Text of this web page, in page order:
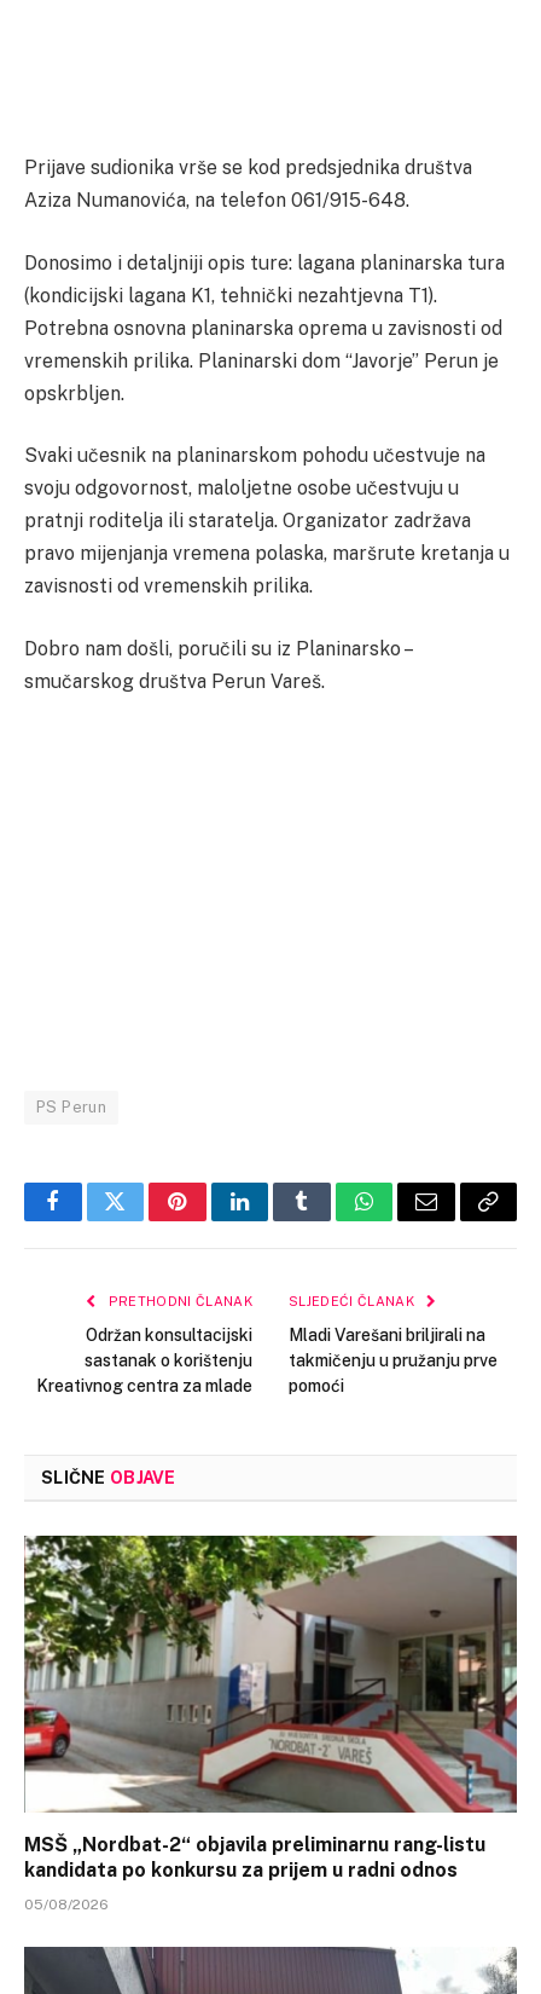
Prijave sudionika vrše se kod predsjednika društva
Aziza Numanovića, na telefon 061/915-648.
Donosimo i detaljniji opis ture: lagana planinarska tura
(kondicijski lagana K1, tehnički nezahtjevna T1).
Potrebna osnovna planinarska oprema u zavisnosti od
vremenskih prilika. Planinarski dom “Javorje” Perun je
opskrbljen.
Svaki učesnik na planinarskom pohodu učestvuje na
svoju odgovornost, maloljetne osobe učestvuju u
pratnji roditelja ili staratelja. Organizator zadržava
pravo mijenjanja vremena polaska, maršrute kretanja u
zavisnosti od vremenskih prilika.
Dobro nam došli, poručili su iz Planinarsko –
smučarskog društva Perun Vareš.
PS Perun
FacebookTwitterPinterestLinkedInTumblrWhatsApp
Email Copy
PRETHODNI ČLANAK
Održan konsultacijski
sastanak o korištenju
Kreativnog centra za mlade
SLJEDEĆI ČLANAK
Mladi Varešani briljirali na
takmičenju u pružanju prve
pomoći
SLIČNE OBJAVE
MSŠ „Nordbat-2“ objavila preliminarnu rang-listu
kandidata po konkursu za prijem u radni odnos
05/08/2026